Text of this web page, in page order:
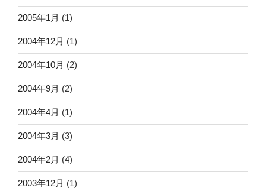
2005年1月 (1)
2004年12月 (1)
2004年10月 (2)
2004年9月 (2)
2004年4月 (1)
2004年3月 (3)
2004年2月 (4)
2003年12月 (1)